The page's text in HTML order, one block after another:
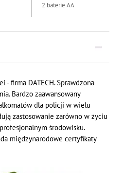
2 baterie AA
- firma DATECH. Sprawdzona
Bardzo zaawansowany
dla policji w wielu
zastosowanie zarówno w życiu
środowisku.
międzynarodowe certyfikaty